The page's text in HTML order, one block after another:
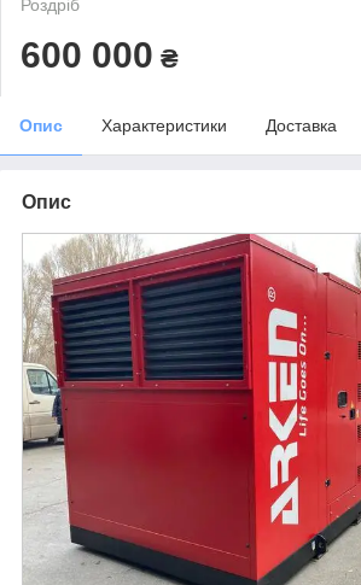
Роздріб
600 000 ₴
Опис Характеристики Доставка
Опис